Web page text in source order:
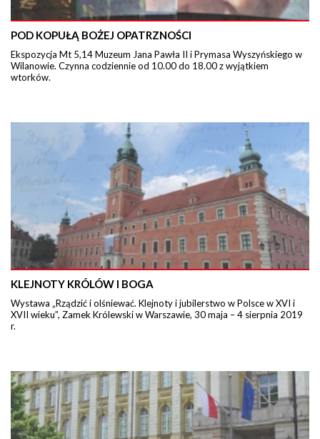
POD KOPUŁĄ BOŻEJ OPATRZNOŚCI
Ekspozycja Mt 5,14 Muzeum Jana Pawła II i Prymasa Wyszyńskiego w
Wilanowie. Czynna codziennie od 10.00 do 18.00 z wyjątkiem
wtorków.
KLEJNOTY KRÓLÓW I BOGA
Wystawa „Rządzić i olśniewać. Klejnoty i jubilerstwo w Polsce w XVI i
XVII wieku”, Zamek Królewski w Warszawie, 30 maja – 4 sierpnia 2019
r.